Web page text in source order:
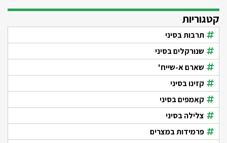
קטגוריות
תרבות בסיני
שנורקלים בסיני
שארם א-שייח'
קזינו בסיני
קאמפים בסיני
צלילה בסיני
פרמידות במצרים